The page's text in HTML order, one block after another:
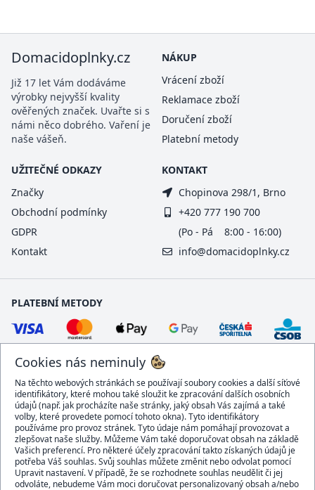
Cookies nás neminuly
Na těchto webových stránkách se používají soubory cookies a další síťové
identifikátory, které mohou také sloužit ke zpracování dalších osobních
údajů (např. jak procházíte naše stránky, jaký obsah Vás zajímá a také
volby, které provedete pomocí tohoto okna). Tyto identifikátory
používáme pro provoz stránek. Tyto údaje nám pomáhají provozovat a
zlepšovat naše služby. Můžeme Vám také doporučovat obsah na základě
Vašich preferencí. Pro některé účely zpracování takto získaných údajů je
potřeba Váš souhlas. Svůj souhlas můžete změnit nebo odvolat pomocí
Upravit nastavení. V případě, že se rozhodnete souhlas neudělit či jej
odvoláte, nebudeme Vám moci doručovat personalizovaný obsah a/nebo
Domacidoplnky.cz
Již 17 let Vám dodáváme
výrobky nejvyšší kvality
ověřených značek. Uvařte si s
námi něco dobrého. Vaření je
naše vášeň.
NÁKUP
Vrácení zboží
Reklamace zboží
Doručení zboží
Platební metody
UŽITEČNÉ ODKAZY
Značky
Obchodní podmínky
GDPR
Kontakt
KONTAKT
Chopinova 298/1, Brno
+420 777 190 700
(Po - Pá 8:00 - 16:00)
info@domacidoplnky.cz
PLATEBNÍ METODY
DOPRAVCI